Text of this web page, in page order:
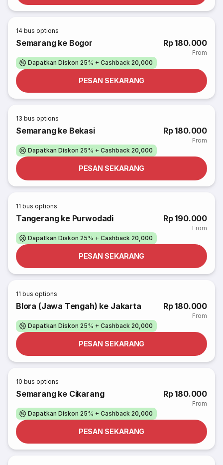
14 bus options
Semarang ke Bogor Rp 180.000
From
Dapatkan Diskon 25% + Cashback 20,000
PESAN SEKARANG
13 bus options
Semarang ke Bekasi Rp 180.000
From
Dapatkan Diskon 25% + Cashback 20,000
PESAN SEKARANG
11 bus options
Tangerang ke Purwodadi Rp 190.000
From
Dapatkan Diskon 25% + Cashback 20,000
PESAN SEKARANG
11 bus options
Blora (Jawa Tengah) ke Jakarta Rp 180.000
From
Dapatkan Diskon 25% + Cashback 20,000
PESAN SEKARANG
10 bus options
Semarang ke Cikarang Rp 180.000
From
Dapatkan Diskon 25% + Cashback 20,000
PESAN SEKARANG